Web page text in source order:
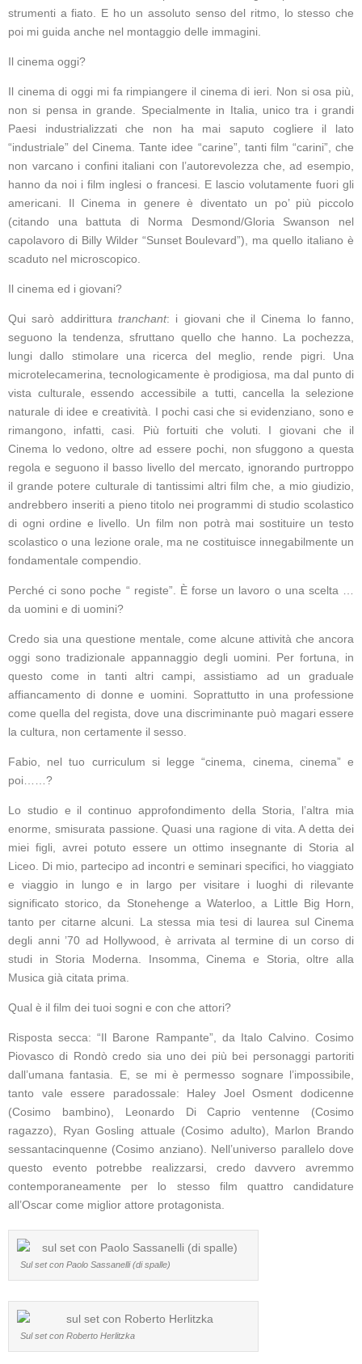
strumenti a fiato. E ho un assoluto senso del ritmo, lo stesso che
poi mi guida anche nel montaggio delle immagini.
Il cinema oggi?
Il cinema di oggi mi fa rimpiangere il cinema di ieri. Non si osa più,
non si pensa in grande. Specialmente in Italia, unico tra i grandi
Paesi industrializzati che non ha mai saputo cogliere il lato
“industriale” del Cinema. Tante idee “carine”, tanti film “carini”, che
non varcano i confini italiani con l’autorevolezza che, ad esempio,
hanno da noi i film inglesi o francesi. E lascio volutamente fuori gli
americani. Il Cinema in genere è diventato un po’ più piccolo
(citando una battuta di Norma Desmond/Gloria Swanson nel
capolavoro di Billy Wilder “Sunset Boulevard”), ma quello italiano è
scaduto nel microscopico.
Il cinema ed i giovani?
Qui sarò addirittura tranchant: i giovani che il Cinema lo fanno,
seguono la tendenza, sfruttano quello che hanno. La pochezza,
lungi dallo stimolare una ricerca del meglio, rende pigri. Una
microtelecamerina, tecnologicamente è prodigiosa, ma dal punto di
vista culturale, essendo accessibile a tutti, cancella la selezione
naturale di idee e creatività. I pochi casi che si evidenziano, sono e
rimangono, infatti, casi. Più fortuiti che voluti. I giovani che il
Cinema lo vedono, oltre ad essere pochi, non sfuggono a questa
regola e seguono il basso livello del mercato, ignorando purtroppo
il grande potere culturale di tantissimi altri film che, a mio giudizio,
andrebbero inseriti a pieno titolo nei programmi di studio scolastico
di ogni ordine e livello. Un film non potrà mai sostituire un testo
scolastico o una lezione orale, ma ne costituisce innegabilmente un
fondamentale compendio.
Perché ci sono poche “ registe”. È forse un lavoro o una scelta …
da uomini e di uomini?
Credo sia una questione mentale, come alcune attività che ancora
oggi sono tradizionale appannaggio degli uomini. Per fortuna, in
questo come in tanti altri campi, assistiamo ad un graduale
affiancamento di donne e uomini. Soprattutto in una professione
come quella del regista, dove una discriminante può magari essere
la cultura, non certamente il sesso.
Fabio, nel tuo curriculum si legge “cinema, cinema, cinema” e
poi……?
Lo studio e il continuo approfondimento della Storia, l’altra mia
enorme, smisurata passione. Quasi una ragione di vita. A detta dei
miei figli, avrei potuto essere un ottimo insegnante di Storia al
Liceo. Di mio, partecipo ad incontri e seminari specifici, ho viaggiato
e viaggio in lungo e in largo per visitare i luoghi di rilevante
significato storico, da Stonehenge a Waterloo, a Little Big Horn,
tanto per citarne alcuni. La stessa mia tesi di laurea sul Cinema
degli anni ’70 ad Hollywood, è arrivata al termine di un corso di
studi in Storia Moderna. Insomma, Cinema e Storia, oltre alla
Musica già citata prima.
Qual è il film dei tuoi sogni e con che attori?
Risposta secca: “Il Barone Rampante”, da Italo Calvino. Cosimo
Piovasco di Rondò credo sia uno dei più bei personaggi partoriti
dall’umana fantasia. E, se mi è permesso sognare l’impossibile,
tanto vale essere paradossale: Haley Joel Osment dodicenne
(Cosimo bambino), Leonardo Di Caprio ventenne (Cosimo
ragazzo), Ryan Gosling attuale (Cosimo adulto), Marlon Brando
sessantacinquenne (Cosimo anziano). Nell’universo parallelo dove
questo evento potrebbe realizzarsi, credo davvero avremmo
contemporaneamente per lo stesso film quattro candidature
all’Oscar come miglior attore protagonista.
Sul set con Paolo Sassanelli (di spalle)
Sul set con Roberto Herlitzka